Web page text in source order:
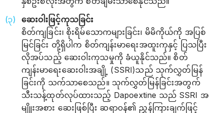
ဆေးဝါးဖြင့်ကုသခြင်း
စိတ်ကျခြင်း၊ စိုးရိမ်သောကများခြင်း၊ မိမိကိုယ်ကို အပြစ်
မြင်ခြင်း တို့ရှိပါက စိတ်ကျန်းမာရေးအထူးကုနှင့် ပြသပြီး
လိုအပ်သည့် ဆေးဝါးကုသမှုကို ခံယူနိုင်သည်။ စိတ်
ကျန်းမာရေးဆေးဝါးအချို့ (SSRI)သည် သုက်လွှတ်မြန်
ခြင်းကို သက်သာစေသည်။ သုက်လွှတ်မြန်ခြင်းအတွက်
သီးသန့်ထုတ်လုပ်ထားသည့် Dapoextine သည် SSRI အ
မျိူးအစား ဆေးဖြစ်ပြီး ဆရာဝန်၏ ညွှန်ကြားချက်ဖြင့်